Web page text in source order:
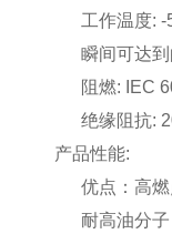
工作温度: -
瞬间可达到
阻燃: IEC
绝缘阻抗:
产品性能:
优点：高燃
耐高油分子